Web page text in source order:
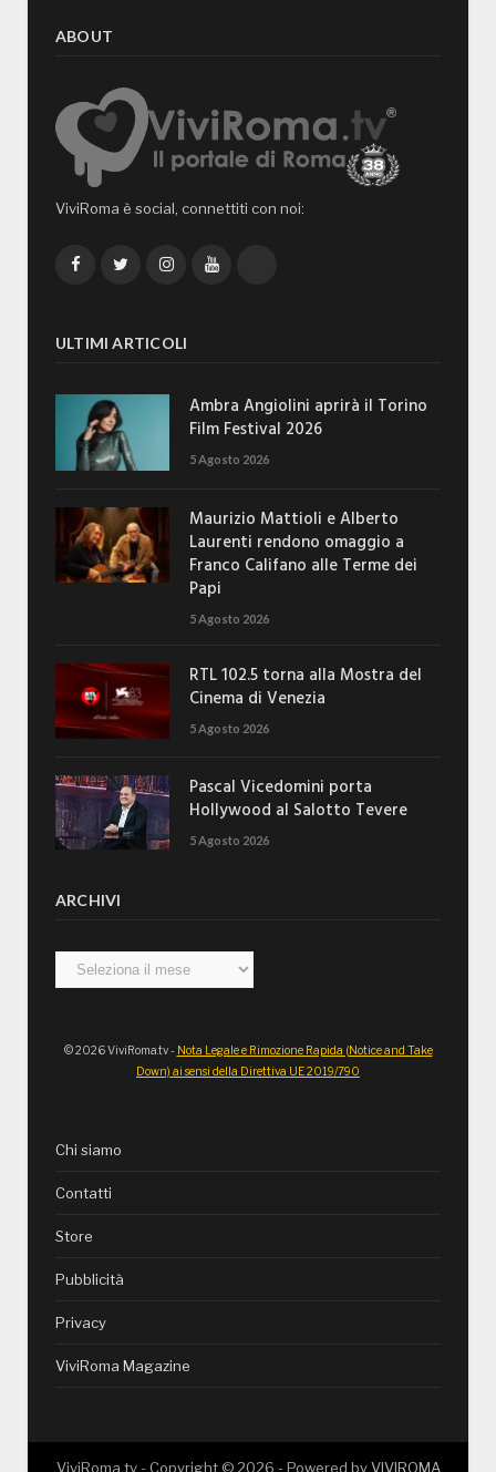
ABOUT
ViviRoma è social, connettiti con noi:
FacebookTwitterInstagramYouTube
ULTIMI ARTICOLI
Ambra Angiolini aprirà il Torino
Film Festival 2026
5 Agosto 2026
Maurizio Mattioli e Alberto
Laurenti rendono omaggio a
Franco Califano alle Terme dei
Papi
5 Agosto 2026
RTL 102.5 torna alla Mostra del
Cinema di Venezia
5 Agosto 2026
Pascal Vicedomini porta
Hollywood al Salotto Tevere
5 Agosto 2026
ARCHIVI
Archivi
© 2026 ViviRoma.tv - Nota Legale e Rimozione Rapida (Notice and Take
Down) ai sensi della Direttiva UE 2019/790
Chi siamo
Contatti
Store
Pubblicità
Privacy
ViviRoma Magazine
ViviRoma.tv - Copyright © 2026 - Powered byVIVIROMA